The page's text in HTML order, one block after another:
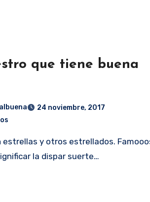
que tiene buena
24 noviembre, 2017
la dispar suerte…